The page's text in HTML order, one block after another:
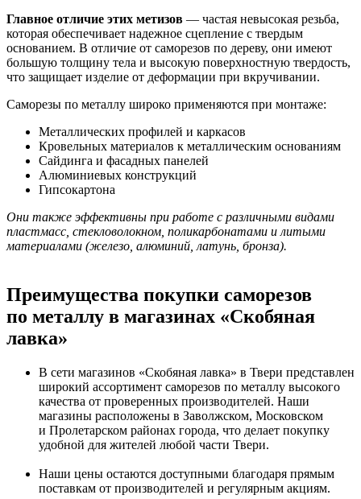
Главное отличие этих метизов — частая невысокая резьба,
которая обеспечивает надежное сцепление с твердым
основанием. В отличие от саморезов по дереву, они имеют
большую толщину тела и высокую поверхностную твердость,
что защищает изделие от деформации при вкручивании.
Саморезы по металлу широко применяются при монтаже:
Металлических профилей и каркасов
Кровельных материалов к металлическим основаниям
Сайдинга и фасадных панелей
Алюминиевых конструкций
Гипсокартона
Они также эффективны при работе с различными видами
пластмасс, стекловолокном, поликарбонатами и литыми
материалами (железо, алюминий, латунь, бронза).
Преимущества покупки саморезов
по металлу в магазинах «Скобяная
лавка»
В сети магазинов «Скобяная лавка» в Твери представлен
широкий ассортимент саморезов по металлу высокого
качества от проверенных производителей. Наши
магазины расположены в Заволжском, Московском
и Пролетарском районах города, что делает покупку
удобной для жителей любой части Твери.
Наши цены остаются доступными благодаря прямым
поставкам от производителей и регулярным акциям.